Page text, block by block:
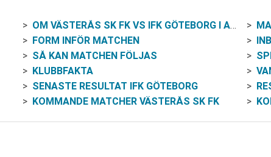
OM VÄSTERÅS SK FK VS IFK GÖTEBORG I ALLSVENSKAN
FORM INFÖR MATCHEN
SÅ KAN MATCHEN FÖLJAS
KLUBBFAKTA
SENASTE RESULTAT IFK GÖTEBORG
KOMMANDE MATCHER VÄSTERÅS SK FK